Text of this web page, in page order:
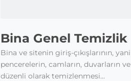
Bina Genel Temizlik
Bina ve sitenin giriş-çıkışlarının, yani
pencerelerin, camların, duvarların
düzenli olarak temizlenmesi...